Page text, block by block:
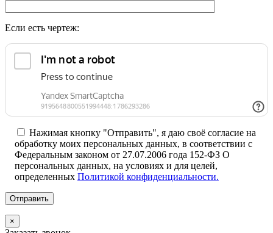
Если есть чертеж:
Нажимая кнопку "Отправить", я даю своё согласие на
обработку моих персональных данных, в соответствии с
Федеральным законом от 27.07.2006 года 152-ФЗ О
персональных данных, на условиях и для целей,
определенных Политикой конфиденциальности.
×